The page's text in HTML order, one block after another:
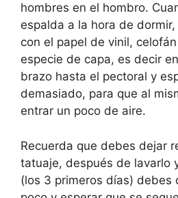
hombres en el hombro.
espalda a la hora de
con el papel de vinil,
especie de capa, es decir
brazo hasta el pectoral y
demasiado, para que al
entrar un poco de aire.
Recuerda que debes dejar
tatuaje, después de lavarlo
(los 3 primeros días) debes